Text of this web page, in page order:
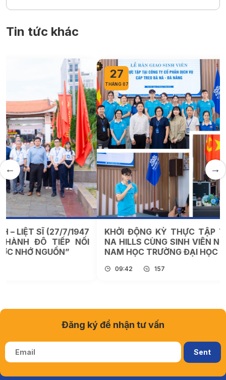
Tin tức khác
KHỞI ĐỘNG KỲ THỰC TẬP TẠI SUN WORLD BA
NA HILLS CÙNG SINH VIÊN NGÔN NGỮ ANH, VIỆT
NAM HỌC TRƯỜNG ĐẠI HỌC THÀNH ĐÔ
Đăng ký để nhận tư vấn